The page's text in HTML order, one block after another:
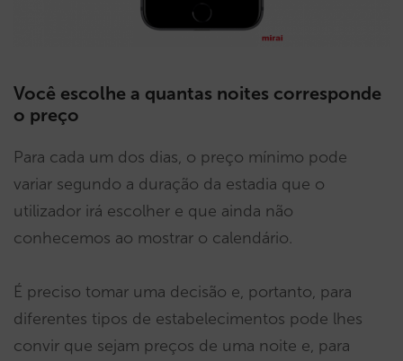
Você escolhe a quantas noites corresponde
o preço
Para cada um dos dias, o preço mínimo pode
variar segundo a duração da estadia que o
utilizador irá escolher e que ainda não
conhecemos ao mostrar o calendário.
É preciso tomar uma decisão e, portanto, para
diferentes tipos de estabelecimentos pode lhes
convir que sejam preços de uma noite e, para